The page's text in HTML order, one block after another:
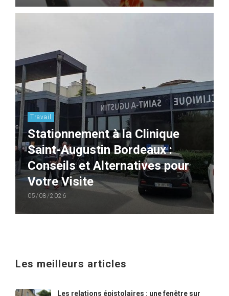
Travail
Stationnement à la Clinique
Saint-Augustin Bordeaux :
Conseils et Alternatives pour
Votre Visite
05/08/2026
Les meilleurs articles
Les relations épistolaires : une fenêtre sur